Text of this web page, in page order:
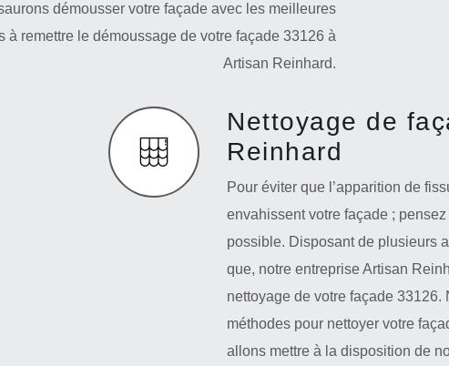
démousser votre façade avec les meilleures
à remettre le démoussage de votre façade 33126 à
Artisan Reinhard.
Nettoyage de
Reinhard
Pour éviter que l’apparition de
envahissent votre façade ;
possible. Disposant de plusieurs
que, notre entreprise Artisan
nettoyage de votre façade
méthodes pour nettoyer votre
allons mettre à la disposition de